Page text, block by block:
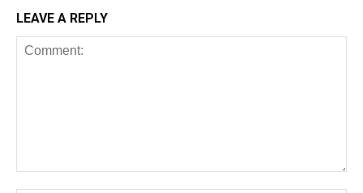
LEAVE A REPLY